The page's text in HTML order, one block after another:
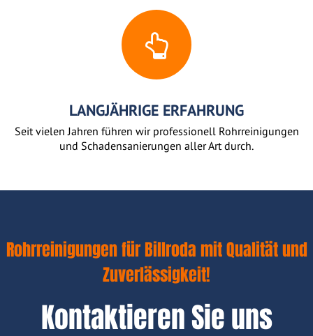
LANGJÄHRIGE ERFAHRUNG
Seit vielen Jahren führen wir professionell Rohrreinigungen
und Schadensanierungen aller Art durch.
Rohrreinigungen für Billroda mit Qualität und
Zuverlässigkeit!
Kontaktieren Sie uns